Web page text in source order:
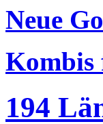
Neue
194